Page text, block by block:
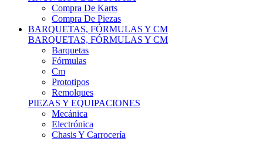
Compra De Piezas
BARQUETAS, FÓRMULAS Y CM
BARQUETAS, FÓRMULAS Y CM
Barquetas
Fórmulas
Cm
Prototipos
Remolques
PIEZAS Y EQUIPACIONES
Mecánica
Electrónica
Chasis Y Carrocería
Suspensiones